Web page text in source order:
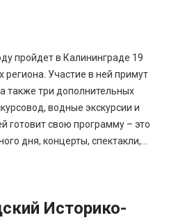
пройдет в Калининграде 19
региона. Участие в ней примут
также три дополнительных
водные экскурсии и
готовит свою программу – это
дня, концерты, спектакли,...
Историко-